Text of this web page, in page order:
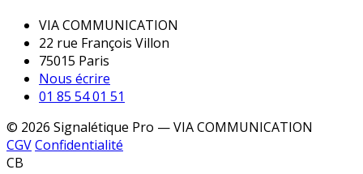
VIA COMMUNICATION
22 rue François Villon
75015 Paris
Nous écrire
01 85 54 01 51
© 2026 Signalétique Pro — VIA COMMUNICATION
CGVConfidentialité
CB